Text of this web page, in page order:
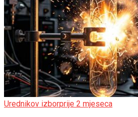
Urednikov izborprije 2 mjeseca